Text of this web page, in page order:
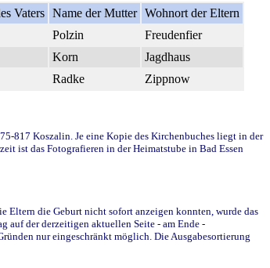
Vaters Name der Mutter Wohnort der Eltern
Polzin
Freudenfier
Korn
Jagdhaus
Radke Zippnow
817 Koszalin. Je eine Kopie des Kirchenbuches liegt in der
ist das Fotografieren in der Heimatstube in Bad Essen
Eltern die Geburt nicht sofort anzeigen konnten, wurde das
auf der derzeitigen aktuellen Seite - am Ende -
nur eingeschränkt möglich. Die Ausgabesortierung